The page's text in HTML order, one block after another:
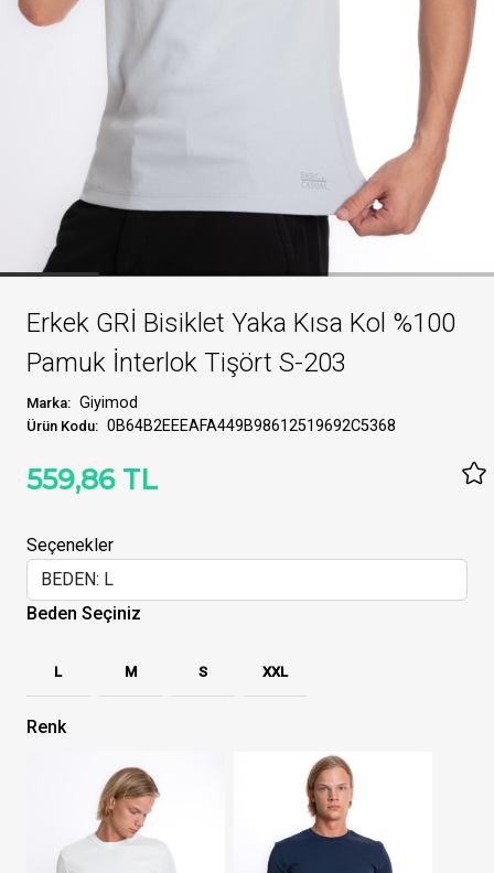
Erkek GRİ Bisiklet Yaka Kısa Kol %100
Pamuk İnterlok Tişört S-203
Marka: Giyimod
Ürün Kodu: 0B64B2EEEAFA449B98612519692C5368
559,86 TL
Renk
Beden Seçiniz
L M S XXL
Seçenekler